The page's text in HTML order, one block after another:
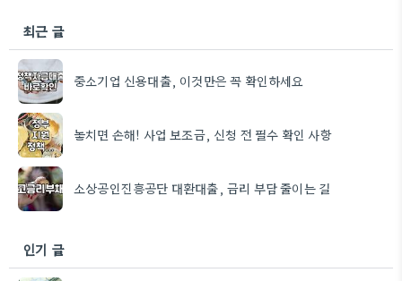
최근 글
중소기업 신용대출, 이것만은 꼭 확인하세요
놓치면 손해! 사업 보조금, 신청 전 필수 확인 사항
소상공인진흥공단 대환대출, 금리 부담 줄이는 길
인기 글